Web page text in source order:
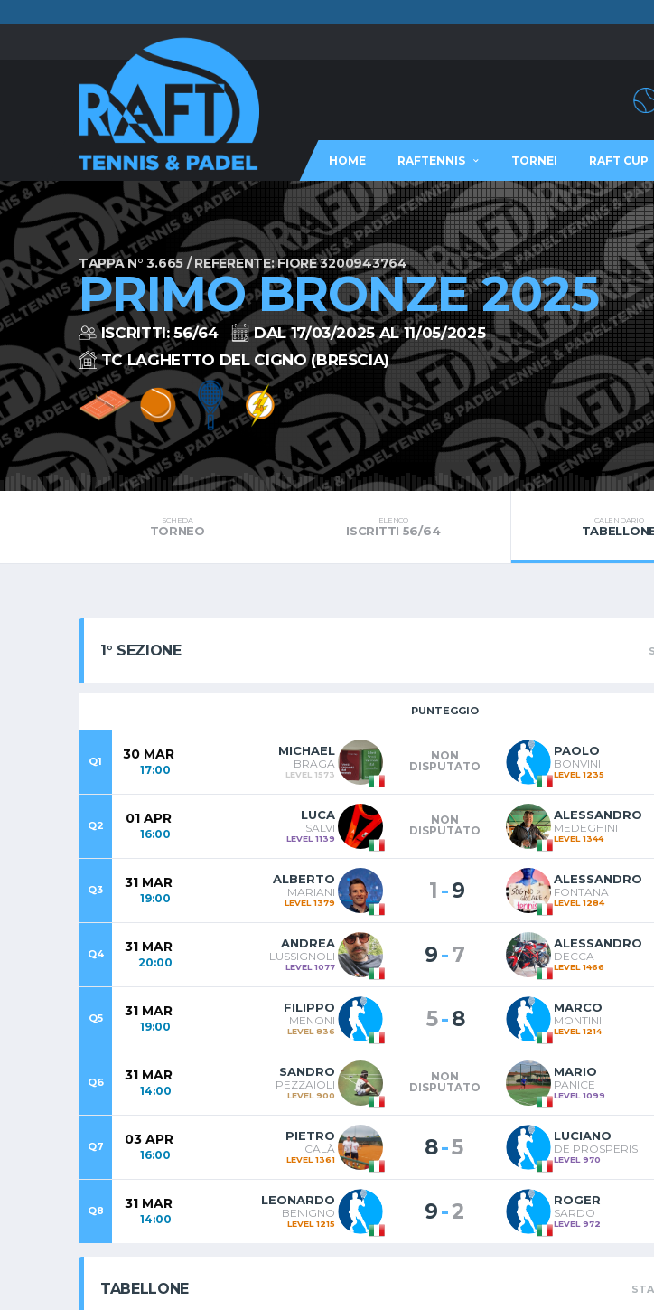
HOME RAFTENNIS TORNEI RAFT CUP
TAPPA N° 3.665 / REFERENTE: FIORE 3200943764
PRIMO BRONZE 2025
ISCRITTI: 56/64
DAL 17/03/2025 AL 11/05/2025
TC LAGHETTO DEL CIGNO (BRESCIA)
SCHEDA
TORNEO
ELENCO
ISCRITTI 56/64
CALENDARIO
1° SEZIONE
PUNTEGGIO
Q1 30 MAR
17:00
MICHAEL
BRAGA
LEVEL 1573
NON
DISPUTATO
PAOLO
BONVINI
LEVEL 1235
Q2 01 APR
16:00
LUCA
SALVI
LEVEL 1139
NON
DISPUTATO
ALESSANDRO
MEDEGHINI
LEVEL 1344
Q3 31 MAR
19:00
ALBERTO
MARIANI
LEVEL 1379 1 -9 ALESSANDRO
FONTANA
LEVEL 1284
Q4 31 MAR
20:00
ANDREA
LUSSIGNOLI
LEVEL 1077 9-7 ALESSANDRO
DECCA
LEVEL 1466
Q5 31 MAR
19:00
FILIPPO
MENONI
LEVEL 836 5-8 MARCO
MONTINI
LEVEL 1214
Q6 31 MAR
14:00
SANDRO
PEZZAIOLI
LEVEL 900
NON
DISPUTATO
MARIO
PANICE
LEVEL 1099
Q7 03 APR
16:00
PIETRO
CALÀ
LEVEL 1361 8-5 LUCIANO
DE PROSPERIS
LEVEL 970
Q8 31 MAR
14:00
LEONARDO
BENIGNO
LEVEL 1215 9-2 ROGER
SARDO
LEVEL 972
TABELLONE